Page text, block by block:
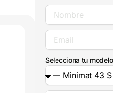
Selecciona tu modelo